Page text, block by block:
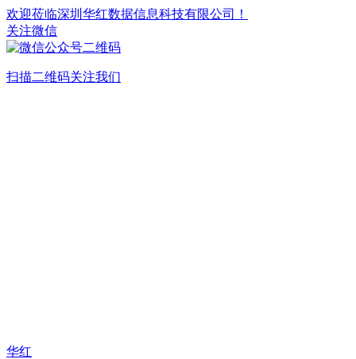
欢迎莅临深圳华红数据信息科技有限公司！
关注微信
扫描二维码关注我们
华红